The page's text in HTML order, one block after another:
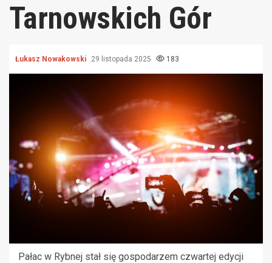
Tarnowskich Gór
Łukasz Nowakowski 29 listopada 2025 183
Pałac w Rybnej stał się gospodarzem czwartej edycji